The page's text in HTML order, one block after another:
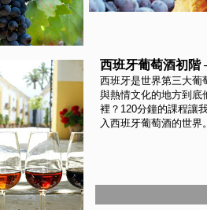
西班牙葡萄酒初階
西班牙是世界第三大葡
與熱情文化的地方到底
裡？120分鐘的課程讓
入西班牙葡萄酒的世界